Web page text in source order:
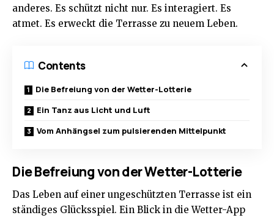
anderes. Es schützt nicht nur. Es interagiert. Es
atmet. Es erweckt die Terrasse zu neuem Leben.
Contents
Die Befreiung von der Wetter-Lotterie
Ein Tanz aus Licht und Luft
Vom Anhängsel zum pulsierenden Mittelpunkt
Die Befreiung von der Wetter-Lotterie
Das Leben auf einer ungeschützten Terrasse ist ein
ständiges Glücksspiel. Ein Blick in die Wetter-App